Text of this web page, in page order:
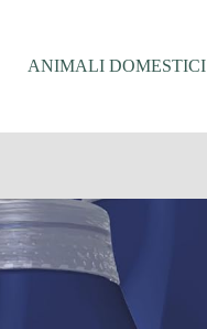
ANIMALI DOMESTICI